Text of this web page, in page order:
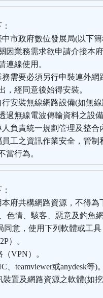
市政府數位發展局(以下
業務需求欲申請介接本
線使用。
需要必須另行申裝連外網
經同意後始得安裝。
安裝無線網路設備(如無
無線電波傳輸資料之設
負責統一規劃管理及整合
工之資訊作業安全，管制
行為。
府共構網路資源，不得為
情、駭客、惡意及釣魚
意，使用下列軟體或工具
）。
VPN）。
或anydesk等)
及網路資源之軟體(如